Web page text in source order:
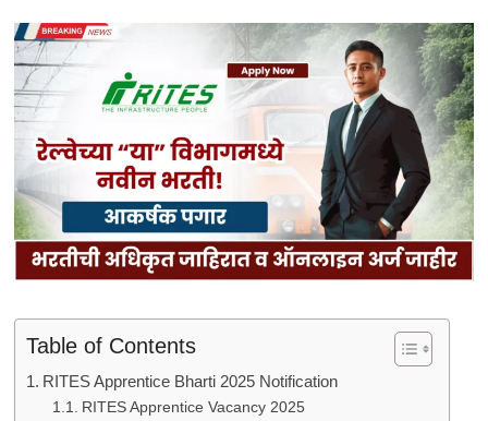
Table of Contents
RITES Apprentice Bharti 2025 Notification
RITES Apprentice Vacancy 2025